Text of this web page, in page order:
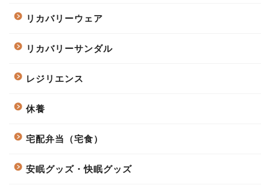
リカバリーウェア
リカバリーサンダル
レジリエンス
休養
宅配弁当（宅食）
安眠グッズ・快眠グッズ